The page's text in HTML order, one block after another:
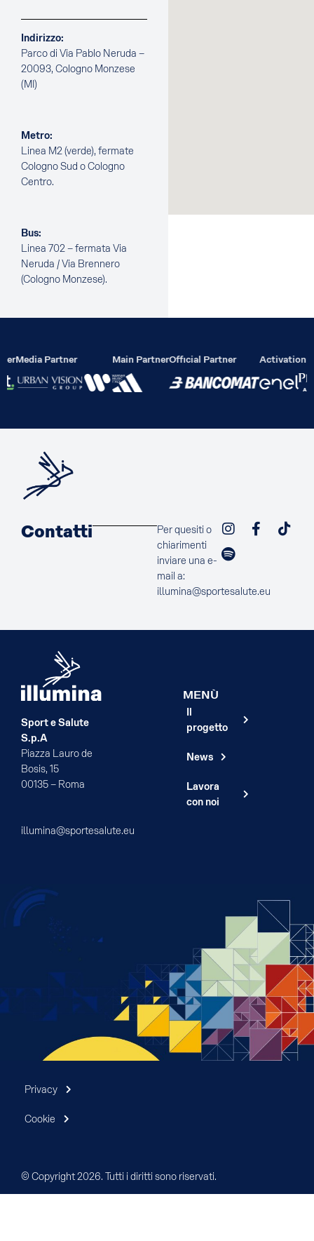
Indirizzo:
Parco di Via Pablo Neruda –
20093, Cologno Monzese
(MI)
Metro:
Linea M2 (verde), fermate
Cologno Sud o Cologno
Centro.
Bus:
Linea 702 – fermata Via
Neruda / Via Brennero
(Cologno Monzese).
Media Partner Main PartnerOfficial Partner Activation
Contatti
Per quesiti o
chiarimenti
inviare una e-
mail a:
illumina@sportesalute.eu
Sport e Salute
S.p.A
Piazza Lauro de
Bosis, 15
00135 – Roma
illumina@sportesalute.eu
MENÙ
Il
progetto
News
Lavora
con noi
© Copyright 2026. Tutti i diritti sono riservati.
Privacy
Cookie